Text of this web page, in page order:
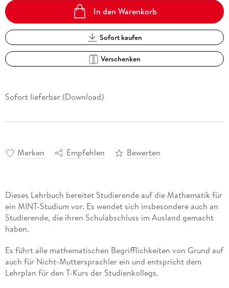
In den Warenkorb
Sofort kaufen
Verschenken
Sofort lieferbar (Download)
Merken Empfehlen Bewerten
Dieses Lehrbuch bereitet Studierende auf die Mathematik für
ein MINT-Studium vor. Es wendet sich insbesondere auch an
Studierende, die ihren Schulabschluss im Ausland gemacht
haben.
Es führt alle mathematischen Begrifflichkeiten von Grund auf
auch für Nicht-Muttersprachler ein und entspricht dem
Lehrplan für den T-Kurs der Studienkollegs.